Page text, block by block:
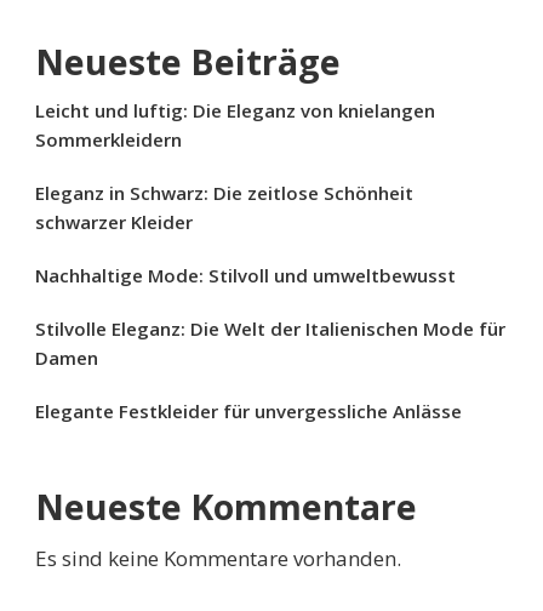
Neueste Beiträge
Leicht und luftig: Die Eleganz von knielangen
Sommerkleidern
Eleganz in Schwarz: Die zeitlose Schönheit
schwarzer Kleider
Nachhaltige Mode: Stilvoll und umweltbewusst
Stilvolle Eleganz: Die Welt der Italienischen Mode für
Damen
Elegante Festkleider für unvergessliche Anlässe
Neueste Kommentare
Es sind keine Kommentare vorhanden.